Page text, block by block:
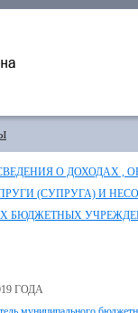
О ДОХОДАХ ,
(СУПРУГА) И
БЮДЖЕТНЫХ
ГОДА